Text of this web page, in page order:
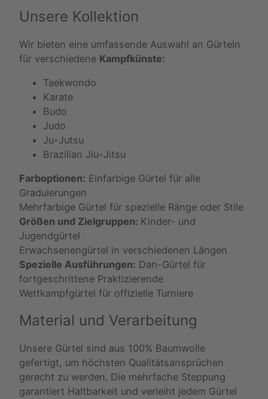
Unsere Kollektion
Wir bieten eine umfassende Auswahl an Gürteln
für verschiedene Kampfkünste:
Taekwondo
Karate
Budo
Judo
Ju-Jutsu
Brazilian Jiu-Jitsu
Farboptionen: Einfarbige Gürtel für alle
Graduierungen
Mehrfarbige Gürtel für spezielle Ränge oder Stile
Größen und Zielgruppen: Kinder- und
Jugendgürtel
Erwachsenengürtel in verschiedenen Längen
Spezielle Ausführungen: Dan-Gürtel für
fortgeschrittene Praktizierende
Wettkampfgürtel für offizielle Turniere
Material und Verarbeitung
Unsere Gürtel sind aus 100% Baumwolle
gefertigt, um höchsten Qualitätsansprüchen
gerecht zu werden. Die mehrfache Steppung
garantiert Haltbarkeit und verleiht jedem Gürtel